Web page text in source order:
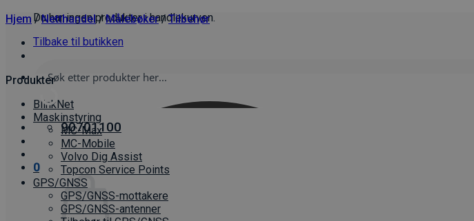
Du har ingen produkter i handlekurven.
Tilbake til butikken
90701100
0
Hjem / Netthandel / Målebøker / Tilbehør
Produkter
BlinkNet
Maskinstyring
MC-Max
MC-Mobile
Volvo Dig Assist
Topcon Service Points
GPS/GNSS
GPS/GNSS-mottakere
GPS/GNSS-antenner